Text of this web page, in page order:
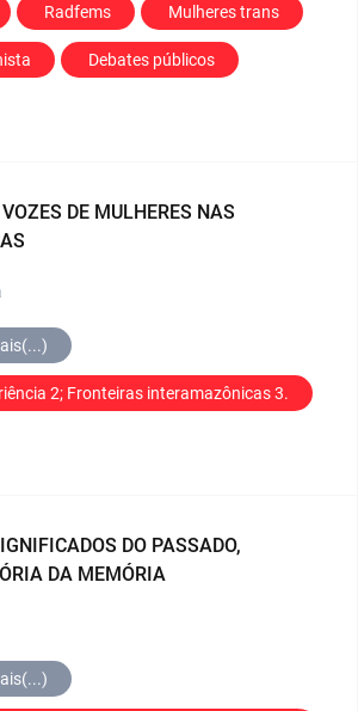
Radfems Mulheres trans
Debates públicos
DE MULHERES NAS
2; Fronteiras interamazônicas 3.
DO PASSADO,
DA MEMÓRIA